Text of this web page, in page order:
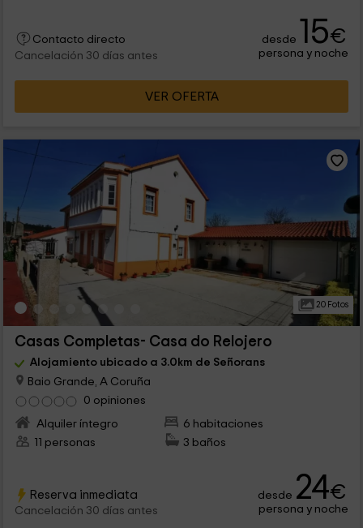
Contacto directo
Cancelación 30 días antes
desde 15€
persona y noche
VER OFERTA
20 Fotos
Casas Completas- Casa do Relojero
Alojamiento ubicado a 3.0km de Señorans
Baio Grande, A Coruña
0 opiniones
Alquiler íntegro
6 habitaciones
11 personas
3 baños
Reserva inmediata
Cancelación 30 días antes
desde 24€
persona y noche